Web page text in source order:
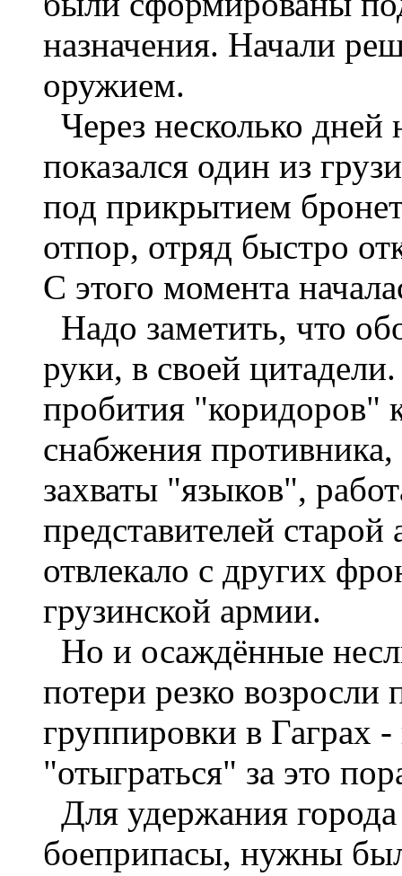
назначения. Начали
оружием.
Через несколько
показался один из
под прикрытием
отпор, отряд быстро
С этого момента
Надо заметить, что
руки, в своей
пробития "коридоров"
снабжения
захваты "языков",
представителей
отвлекало с других
грузинской армии.
Но и осаждённые
потери резко возросли
группировки в Гаграх
"отыграться" за это
Для удержания
боеприпасы, нужны